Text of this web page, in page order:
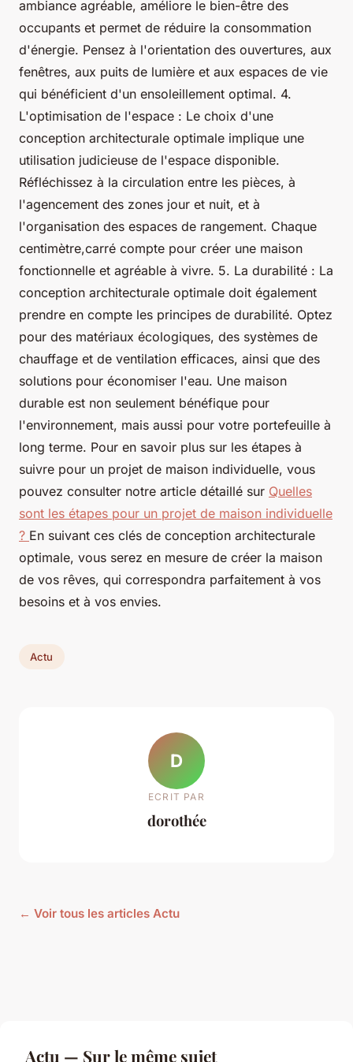
ambiance agréable, améliore le bien-être des
occupants et permet de réduire la consommation
d'énergie. Pensez à l'orientation des ouvertures, aux
fenêtres, aux puits de lumière et aux espaces de vie
qui bénéficient d'un ensoleillement optimal. 4.
L'optimisation de l'espace : Le choix d'une
conception architecturale optimale implique une
utilisation judicieuse de l'espace disponible.
Réfléchissez à la circulation entre les pièces, à
l'agencement des zones jour et nuit, et à
l'organisation des espaces de rangement. Chaque
centimètre,carré compte pour créer une maison
fonctionnelle et agréable à vivre. 5. La durabilité : La
conception architecturale optimale doit également
prendre en compte les principes de durabilité. Optez
pour des matériaux écologiques, des systèmes de
chauffage et de ventilation efficaces, ainsi que des
solutions pour économiser l'eau. Une maison
durable est non seulement bénéfique pour
l'environnement, mais aussi pour votre portefeuille à
long terme. Pour en savoir plus sur les étapes à
suivre pour un projet de maison individuelle, vous
pouvez consulter notre article détaillé sur Quelles
sont les étapes pour un projet de maison individuelle
? En suivant ces clés de conception architecturale
optimale, vous serez en mesure de créer la maison
de vos rêves, qui correspondra parfaitement à vos
besoins et à vos envies.
Actu
D
ECRIT PAR
dorothée
← Voir tous les articles Actu
Actu — Sur le même sujet